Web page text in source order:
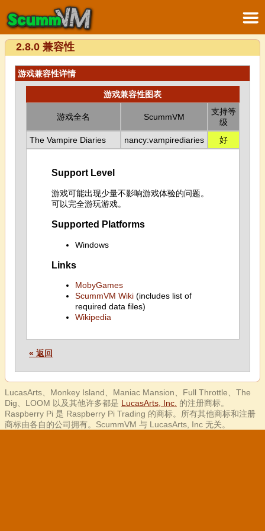
2.8.0 兼容性
游戏兼容性详情
游戏兼容性图表
游戏全名 ScummVM
支持等
级
The Vampire Diaries
nancy:vampirediaries 好
Support Level
游戏可能出现少量不影响游戏体验的问题。
可以完全游玩游戏。
Supported Platforms
Windows
Links
MobyGames
ScummVM Wiki(includes list of
required data files)
Wikipedia
« 返回
LucasArts、Monkey Island、Maniac Mansion、Full Throttle、The
Dig、LOOM 以及其他许多都是 LucasArts, Inc. 的注册商标。
Raspberry Pi 是 Raspberry Pi Trading 的商标。所有其他商标和注册
商标由各自的公司拥有。ScummVM 与 LucasArts, Inc 无关。